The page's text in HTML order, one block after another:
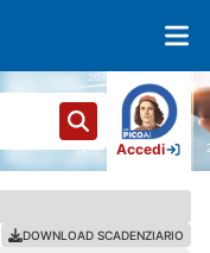
Accedi
DOWNLOAD SCADENZIARIO